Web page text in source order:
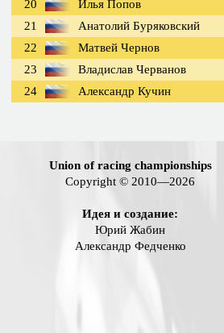
20 Илья Попов
21
Анатолий Буряковский
22
Матвей Чернов
23
Владислав Черванов
24
Александр Кучин
Union of racing championships
Copyright © 2010—2026
Идея и создание:
Юрий Жабин
Александр Федченко